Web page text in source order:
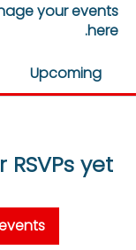
your events
here.
Upcoming
yet